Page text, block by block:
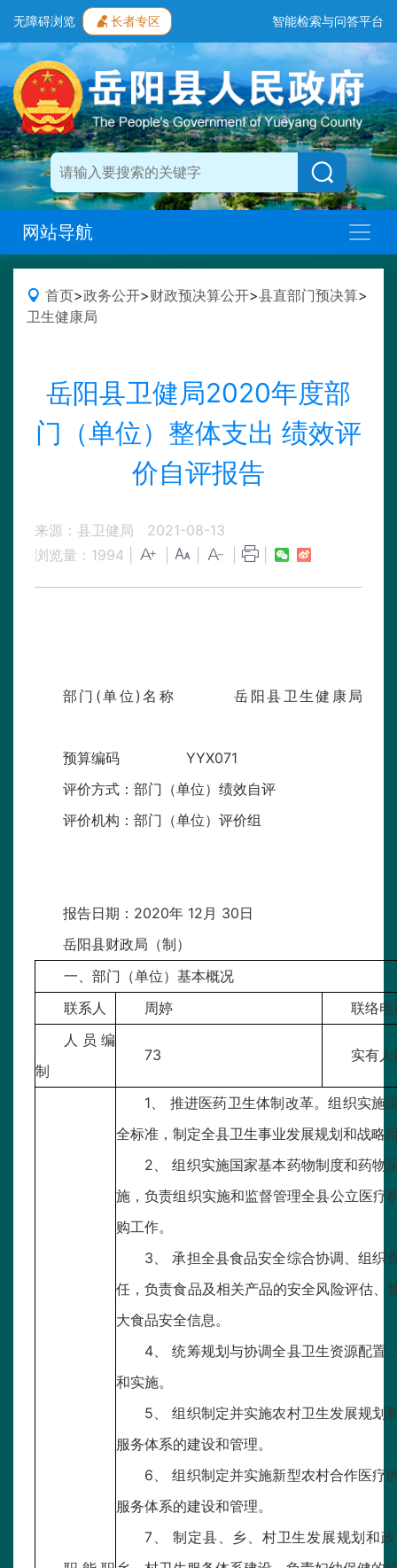
无障碍浏览 长者专区 智能检索与问答平台
网站导航
首页>政务公开>财政预决算公开>县直部门预决算>
卫生健康局
岳阳县卫健局2020年度部
门（单位）整体支出 绩效评
价自评报告
来源：县卫健局
2021-08-13
浏览量： 1994
部门(单位)名称 岳阳县卫生健康局
预算编码 YYX071
评价方式：部门（单位）绩效自评
评价机构：部门（单位）评价组
报告日期：2020年 12月 30日
岳阳县财政局（制）
一、部门（单位）基本概况
联系人
周婷
联络电
人员编
制
73 实有人
1、 推进医药卫生体制改革。组织实施
全标准，制定全县卫生事业发展规划和战略
2、 组织实施国家基本药物制度和药物
施，负责组织实施和监督管理全县公立医疗
购工作。
3、 承担全县食品安全综合协调、组织
任，负责食品及相关产品的安全风险评估、
大食品安全信息。
4、 统筹规划与协调全县卫生资源配置
和实施。
5、 组织制定并实施农村卫生发展规划
服务体系的建设和管理。
6、 组织制定并实施新型农村合作医疗
服务体系的建设和管理。
7、 制定县、乡、村卫生发展规划和